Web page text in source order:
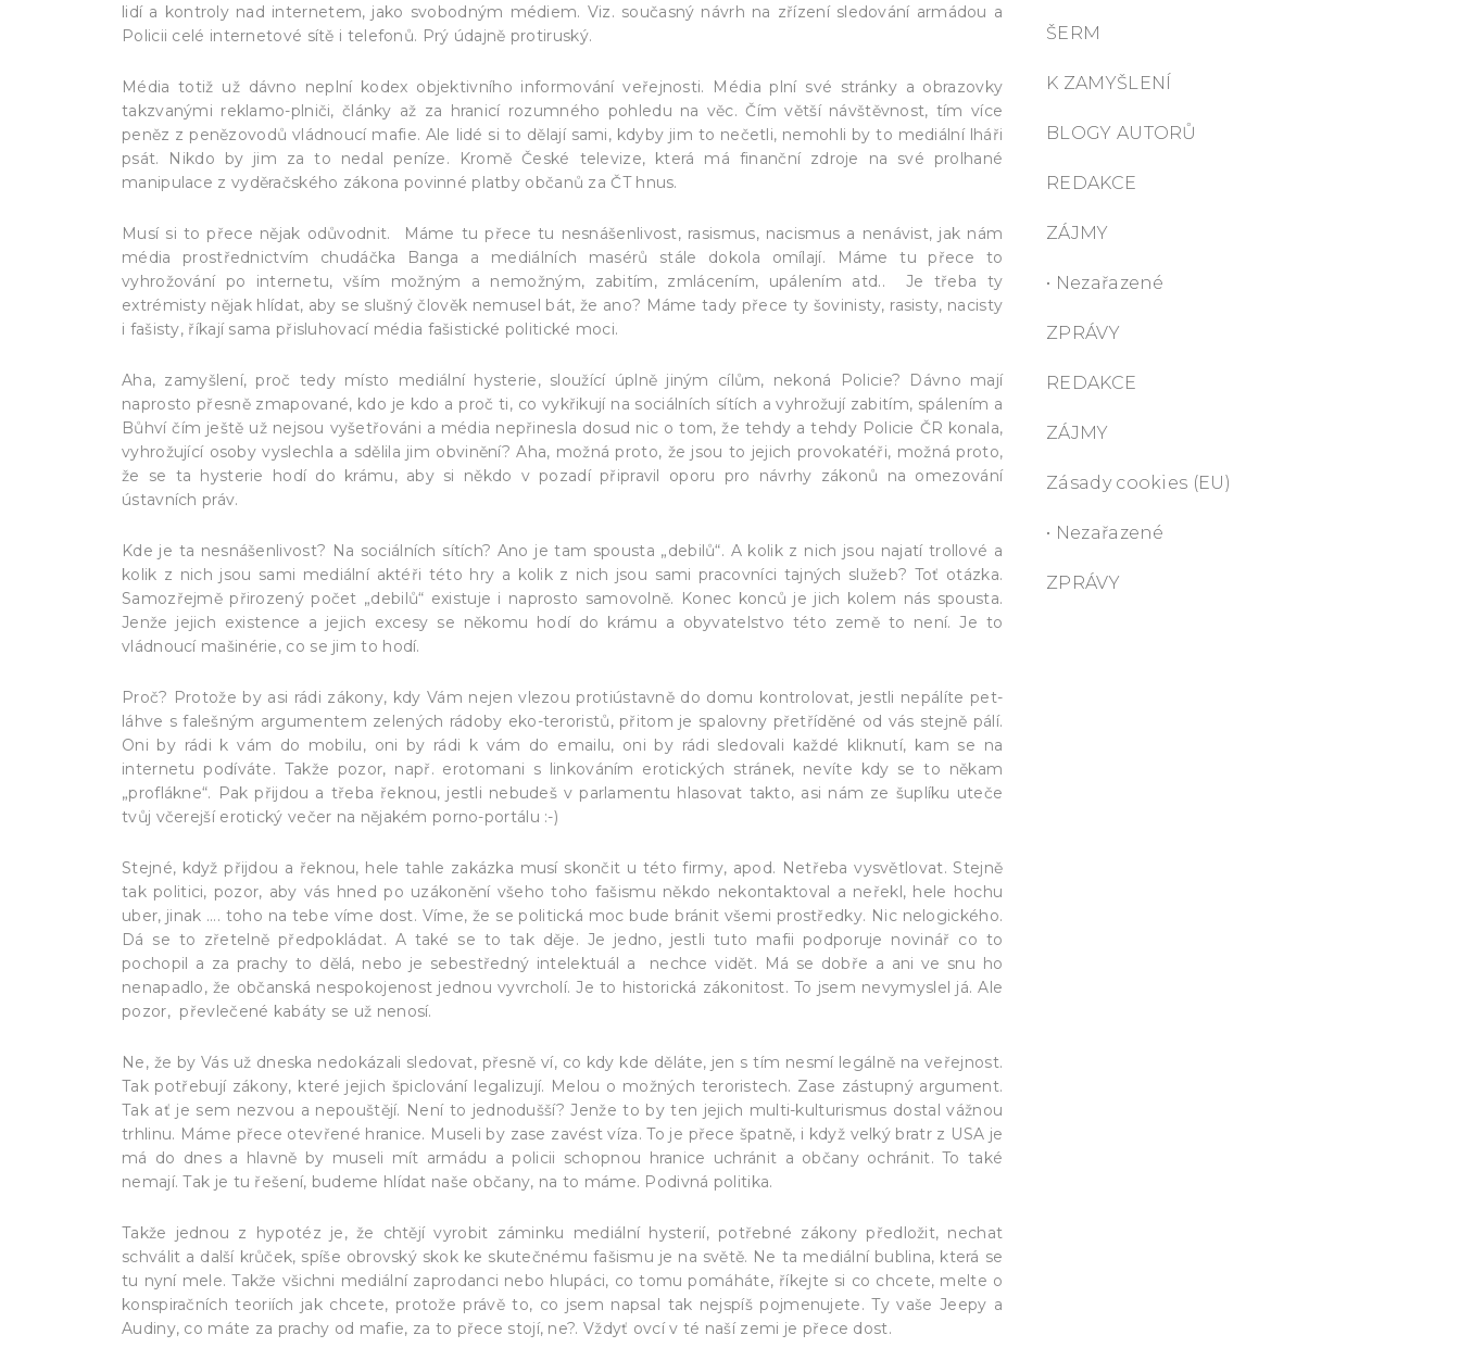
lidí a kontroly nad internetem, jako svobodným médiem. Viz. současný návrh na zřízení sledování armádou a
Policii celé internetové sítě i telefonů. Prý údajně protiruský.
Média totiž už dávno neplní kodex objektivního informování veřejnosti. Média plní své stránky a obrazovky
takzvanými reklamo-plniči, články až za hranicí rozumného pohledu na věc. Čím větší návštěvnost, tím více
peněz z penězovodů vládnoucí mafie. Ale lidé si to dělají sami, kdyby jim to nečetli, nemohli by to mediální lháři
psát. Nikdo by jim za to nedal peníze. Kromě České televize, která má finanční zdroje na své prolhané
manipulace z vyděračského zákona povinné platby občanů za ČT hnus.
Musí si to přece nějak odůvodnit. Máme tu přece tu nesnášenlivost, rasismus, nacismus a nenávist, jak nám
média prostřednictvím chudáčka Banga a mediálních masérů stále dokola omílají. Máme tu přece to
vyhrožování po internetu, vším možným a nemožným, zabitím, zmlácením, upálením atd.. Je třeba ty
extrémisty nějak hlídat, aby se slušný člověk nemusel bát, že ano? Máme tady přece ty šovinisty, rasisty, nacisty
i fašisty, říkají sama přisluhovací média fašistické politické moci.
Aha, zamyšlení, proč tedy místo mediální hysterie, sloužící úplně jiným cílům, nekoná Policie? Dávno mají
naprosto přesně zmapované, kdo je kdo a proč ti, co vykřikují na sociálních sítích a vyhrožují zabitím, spálením a
Bůhví čím ještě už nejsou vyšetřováni a média nepřinesla dosud nic o tom, že tehdy a tehdy Policie ČR konala,
vyhrožující osoby vyslechla a sdělila jim obvinění? Aha, možná proto, že jsou to jejich provokatéři, možná proto,
že se ta hysterie hodí do krámu, aby si někdo v pozadí připravil oporu pro návrhy zákonů na omezování
ústavních práv.
Kde je ta nesnášenlivost? Na sociálních sítích? Ano je tam spousta „debilů“. A kolik z nich jsou najatí trollové a
kolik z nich jsou sami mediální aktéři této hry a kolik z nich jsou sami pracovníci tajných služeb? Toť otázka.
Samozřejmě přirozený počet „debilů“ existuje i naprosto samovolně. Konec konců je jich kolem nás spousta.
Jenže jejich existence a jejich excesy se někomu hodí do krámu a obyvatelstvo této země to není. Je to
vládnoucí mašinérie, co se jim to hodí.
Proč? Protože by asi rádi zákony, kdy Vám nejen vlezou protiústavně do domu kontrolovat, jestli nepálíte pet-
láhve s falešným argumentem zelených rádoby eko-teroristů, přitom je spalovny přetříděné od vás stejně pálí.
Oni by rádi k vám do mobilu, oni by rádi k vám do emailu, oni by rádi sledovali každé kliknutí, kam se na
internetu podíváte. Takže pozor, např. erotomani s linkováním erotických stránek, nevíte kdy se to někam
„proflákne“. Pak přijdou a třeba řeknou, jestli nebudeš v parlamentu hlasovat takto, asi nám ze šuplíku uteče
tvůj včerejší erotický večer na nějakém porno-portálu :-)
Stejné, když přijdou a řeknou, hele tahle zakázka musí skončit u této firmy, apod. Netřeba vysvětlovat. Stejně
tak politici, pozor, aby vás hned po uzákonění všeho toho fašismu někdo nekontaktoval a neřekl, hele hochu
uber, jinak …. toho na tebe víme dost. Víme, že se politická moc bude bránit všemi prostředky. Nic nelogického.
Dá se to zřetelně předpokládat. A také se to tak děje. Je jedno, jestli tuto mafii podporuje novinář co to
pochopil a za prachy to dělá, nebo je sebestředný intelektuál a nechce vidět. Má se dobře a ani ve snu ho
nenapadlo, že občanská nespokojenost jednou vyvrcholí. Je to historická zákonitost. To jsem nevymyslel já. Ale
pozor, převlečené kabáty se už nenosí.
Ne, že by Vás už dneska nedokázali sledovat, přesně ví, co kdy kde děláte, jen s tím nesmí legálně na veřejnost.
Tak potřebují zákony, které jejich špiclování legalizují. Melou o možných teroristech. Zase zástupný argument.
Tak ať je sem nezvou a nepouštějí. Není to jednodušší? Jenže to by ten jejich multi-kulturismus dostal vážnou
trhlinu. Máme přece otevřené hranice. Museli by zase zavést víza. To je přece špatně, i když velký bratr z USA je
má do dnes a hlavně by museli mít armádu a policii schopnou hranice uchránit a občany ochránit. To také
nemají. Tak je tu řešení, budeme hlídat naše občany, na to máme. Podivná politika.
Takže jednou z hypotéz je, že chtějí vyrobit záminku mediální hysterií, potřebné zákony předložit, nechat
schválit a další krůček, spíše obrovský skok ke skutečnému fašismu je na světě. Ne ta mediální bublina, která se
tu nyní mele. Takže všichni mediální zaprodanci nebo hlupáci, co tomu pomáháte, říkejte si co chcete, melte o
konspiračních teoriích jak chcete, protože právě to, co jsem napsal tak nejspíš pojmenujete. Ty vaše Jeepy a
Audiny, co máte za prachy od mafie, za to přece stojí, ne?. Vždyť ovcí v té naší zemi je přece dost.
ŠERM
K ZAMYŠLENÍ
BLOGY AUTORŮ
REDAKCE
ZÁJMY
• Nezařazené
ZPRÁVY
REDAKCE
ZÁJMY
Zásady cookies (EU)
• Nezařazené
ZPRÁVY